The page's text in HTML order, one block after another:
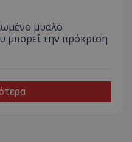
μυαλό
μπορεί την πρόκριση